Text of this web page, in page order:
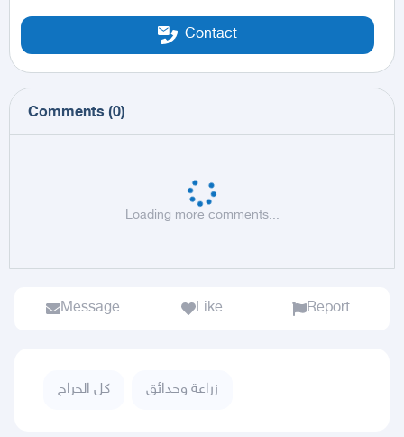
Contact
Comments (0)
Loading more comments...
Message Like Report
كل الحراج زراعة وحدائق